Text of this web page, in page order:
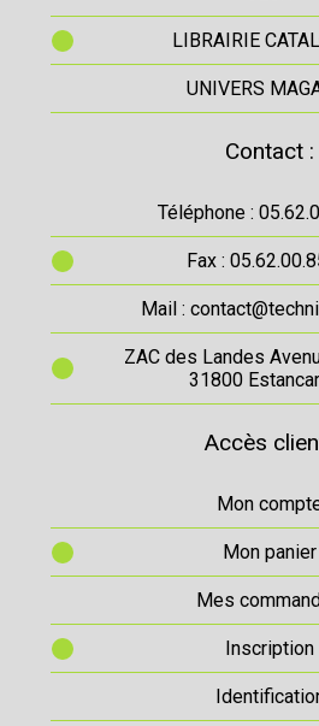
LIBRAIRIE
UNIVERS
Contact :
Téléphone :
Fax :
Mail :
ZAC des Landes
31800
Accès
Mon
Mon panier
Mes
Inscription